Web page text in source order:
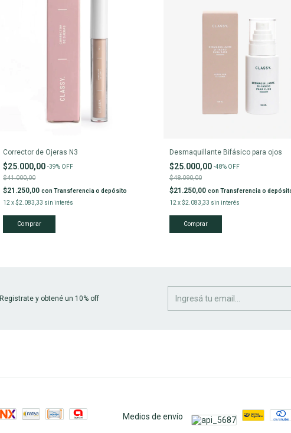
Corrector de Ojeras N3
$25.000,00-39% OFF
$41.000,00
$21.250,00con Transferencia o depósito
12 x$2.083,33 sin interés
Desmaquillante Bifásico para ojos
$25.000,00 -48% OFF
$48.090,00
$21.250,00 con Transferencia o
12 x$2.083,33 sin interés
Registrate y obtené un 10% off
Medios de envío